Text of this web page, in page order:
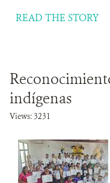
READ THE STORY
indígenas
Views: 3231